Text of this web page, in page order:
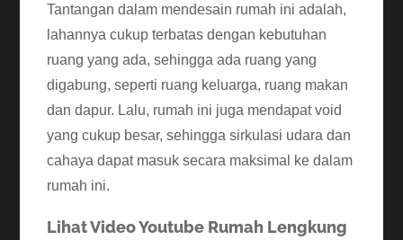
Tantangan dalam mendesain rumah ini adalah,
lahannya cukup terbatas dengan kebutuhan
ruang yang ada, sehingga ada ruang yang
digabung, seperti ruang keluarga, ruang makan
dan dapur. Lalu, rumah ini juga mendapat void
yang cukup besar, sehingga sirkulasi udara dan
cahaya dapat masuk secara maksimal ke dalam
rumah ini.
Lihat Video Youtube Rumah Lengkung